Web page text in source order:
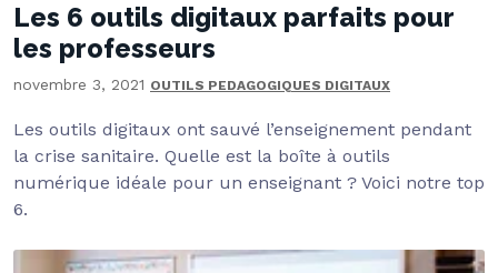
Les 6 outils digitaux parfaits pour
les professeurs
novembre 3, 2021 OUTILS PEDAGOGIQUES DIGITAUX
Les outils digitaux ont sauvé l’enseignement pendant
la crise sanitaire. Quelle est la boîte à outils
numérique idéale pour un enseignant ? Voici notre top
6.